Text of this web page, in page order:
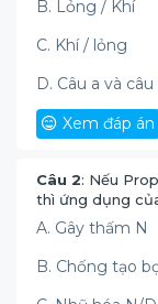
B. Lỏng / Khí
C. Khí / lỏng
D. Câu a và
Xem đáp án
Câu 2: Nếu
thì ứng dụng
A. Gây thấm N
B. Chống tạo